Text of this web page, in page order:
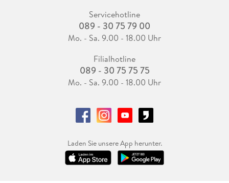
Servicehotline
089 - 30 75 79 00
Mo. - Sa. 9.00 - 18.00 Uhr
Filialhotline
089 - 30 75 75 75
Mo. - Sa. 9.00 - 18.00 Uhr
Laden Sie unsere App herunter.